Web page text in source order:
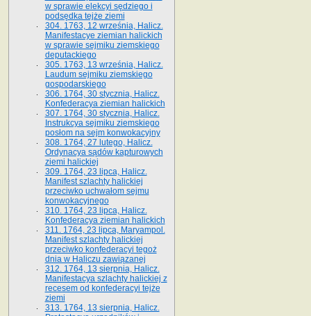
w sprawie elekcyi sędziego i
podsędka tejże ziemi
304. 1763, 12 września, Halicz.
Manifestacye ziemian halickich
w sprawie sejmiku ziemskiego
deputackiego
305. 1763, 13 września, Halicz.
Laudum sejmiku ziemskiego
gospodarskiego
306. 1764, 30 stycznia, Halicz.
Konfederacya ziemian halickich
307. 1764, 30 stycznia, Halicz.
Instrukcya sejmiku ziemskiego
posłom na sejm konwokacyjny
308. 1764, 27 lutego, Halicz.
Ordynacya sądów kapturowych
ziemi halickiej
309. 1764, 23 lipca, Halicz.
Manifest szlachty halickiej
przeciwko uchwałom sejmu
konwokacyjnego
310. 1764, 23 lipca, Halicz.
Konfederacya ziemian halickich
311. 1764, 23 lipca, Maryampol.
Manifest szlachty halickiej
przeciwko konfederacyi tegoż
dnia w Haliczu zawiązanej
312. 1764, 13 sierpnia, Halicz.
Manifestacya szlachty halickiej z
recesem od konfederacyi tejże
ziemi
313. 1764, 13 sierpnia, Halicz.